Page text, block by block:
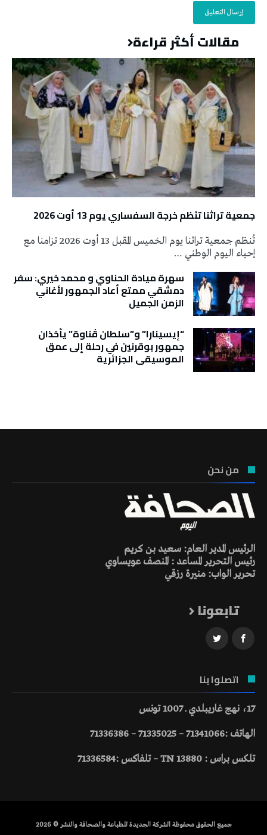
مقالات أكثر قراءة
جمعية تراثنا تنَظم خرجة السفساري يوم 13 أوت 2026
تُنظم جمعية تراثنا يوم الخميس المقبل 13 أوت 2026 تزامنا مع
إحياء اليوم الوطني …
سهرة ميادة الحناوي و محمد خيري: سفر
دمشقي ممتع أعاد الجمهور لأغاني
الزمن الجميل
“إيسينارا” و”سلطان ڤناوة” يأخذان
جمهور بوقرنين في رحلة إلى عمق
الموسيقى الجزائرية
من نحن
الرئيس المدير العام: سعيد بن كريم
رئيس التحرير المساعد : المنصف عويساوي
تحرير الواب: منيرة رزقي
تابعونا
اتصلوا بنا
17، نهج غاريبلدي ـ 1007 تونس
الهاتف :71341066 – 71335025 – 71336386
تلكس براس : 13880 TN – تلفاكس :71336584
جميع الحقوق محفوظة الشركة الجديدة للطباعة والصحافة والنشر © 2026